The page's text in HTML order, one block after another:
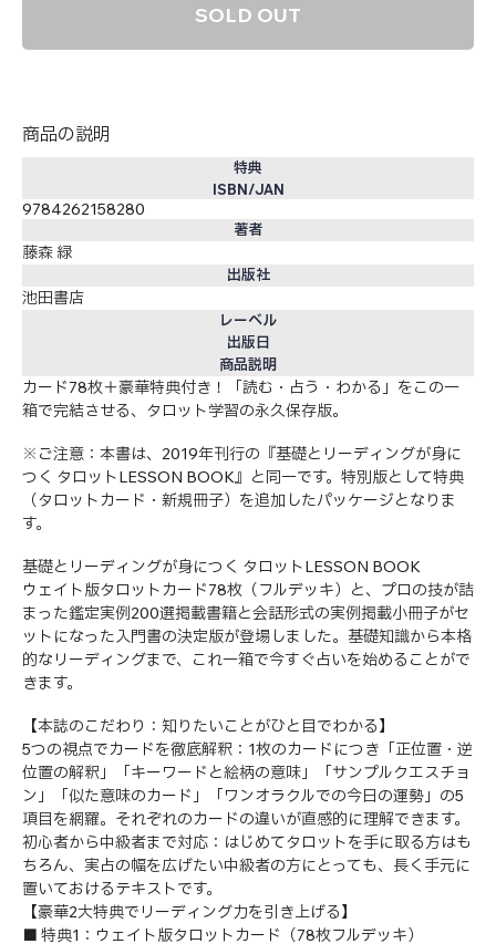
SOLD OUT
商品の説明
特典
ISBN/JAN
9784262158280
著者
藤森 緑
出版社
池田書店
レーベル
出版日
商品説明
カード78枚＋豪華特典付き！「読む・占う・わかる」をこの一
箱で完結させる、タロット学習の永久保存版。
※ご注意：本書は、2019年刊行の『基礎とリーディングが身に
つく タロットLESSON BOOK』と同一です。特別版として特典
（タロットカード・新規冊子）を追加したパッケージとなりま
す。
基礎とリーディングが身につく タロットLESSON BOOK
ウェイト版タロットカード78枚（フルデッキ）と、プロの技が詰
まった鑑定実例200選掲載書籍と会話形式の実例掲載小冊子がセ
ットになった入門書の決定版が登場しました。基礎知識から本格
的なリーディングまで、これ一箱で今すぐ占いを始めることがで
きます。
【本誌のこだわり：知りたいことがひと目でわかる】
5つの視点でカードを徹底解釈：1枚のカードにつき「正位置・逆
位置の解釈」「キーワードと絵柄の意味」「サンプルクエスチョ
ン」「似た意味のカード」「ワンオラクルでの今日の運勢」の5
項目を網羅。それぞれのカードの違いが直感的に理解できます。
初心者から中級者まで対応：はじめてタロットを手に取る方はも
ちろん、実占の幅を広げたい中級者の方にとっても、長く手元に
置いておけるテキストです。
【豪華2大特典でリーディング力を引き上げる】
■ 特典1：ウェイト版タロットカード（78枚フルデッキ）